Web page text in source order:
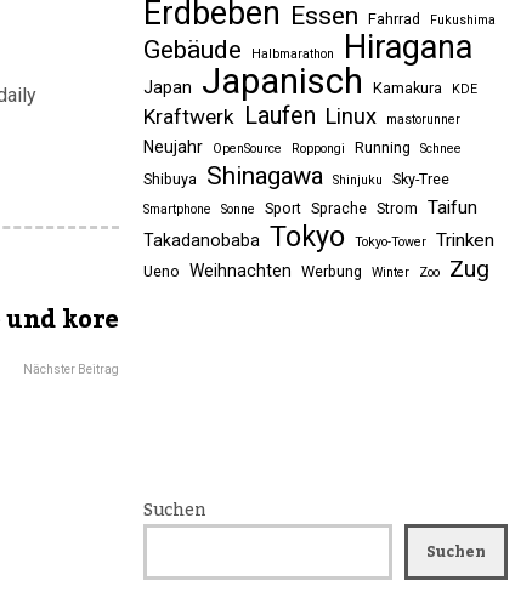
kore
Nächster Beitrag
Erdbeben Essen Fahrrad Fukushima
Gebäude Halbmarathon Hiragana
Japan Japanisch Kamakura KDE
Kraftwerk Laufen Linux mastorunner
Neujahr OpenSource Roppongi Running Schnee
Shibuya Shinagawa Shinjuku Sky-Tree
Smartphone Sonne Sport Sprache Strom Taifun
Takadanobaba Tokyo Tokyo-Tower Trinken
Ueno Weihnachten Werbung Winter Zoo Zug
Suchen
Suchen